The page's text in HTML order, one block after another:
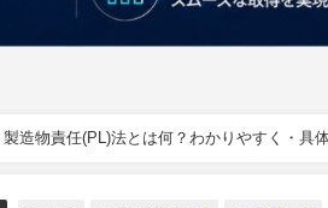
製造物責任(PL)法とは何？わかりやすく・具